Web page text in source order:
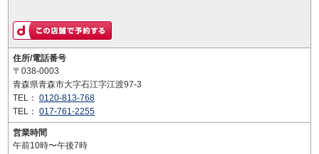
住所/電話番号
〒038-0003
青森県青森市大字石江字江渡97-3
TEL： 0120-813-768
TEL： 017-761-2255
営業時間
午前10時〜午後7時